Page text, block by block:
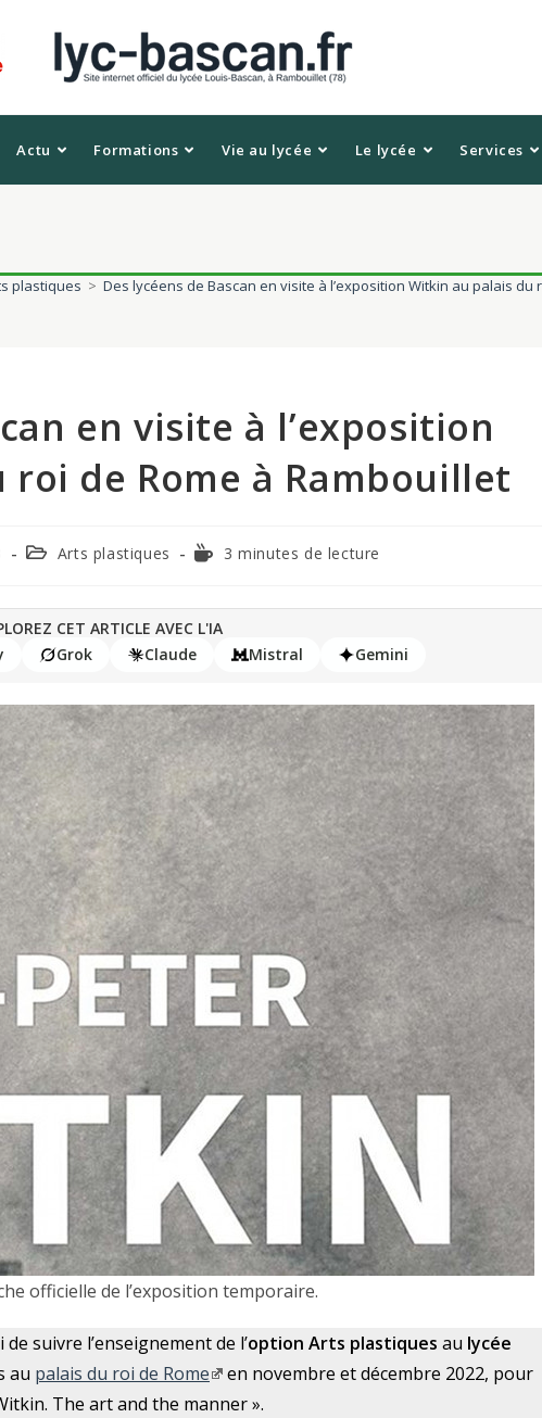
Actu Formations Vie au lycée Le lycée Services
plastiques > Des lycéens de Bascan en visite à l’exposition Witkin au palais du
en visite à l’exposition
de Rome à Rambouillet
Arts plastiques 3 minutes de lecture
CET ARTICLE AVEC L'IA
Grok Claude Mistral Gemini
officielle de l’exposition temporaire.
suivre l’enseignement de l’option Arts plastiques au lycée
au palais du roi de Rome
en novembre et décembre 2022, pour
The art and the manner ».